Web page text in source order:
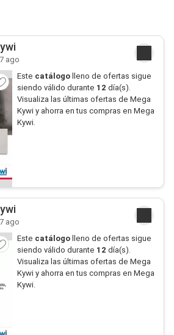
ago
Este catálogo lleno de ofertas sigue
siendo válido durante 12 día(s).
Visualiza las últimas ofertas de Mega
Kywi y ahorra en tus compras en Mega
Kywi.
ago
Este catálogo lleno de ofertas sigue
siendo válido durante 12 día(s).
Visualiza las últimas ofertas de Mega
Kywi y ahorra en tus compras en Mega
Kywi.